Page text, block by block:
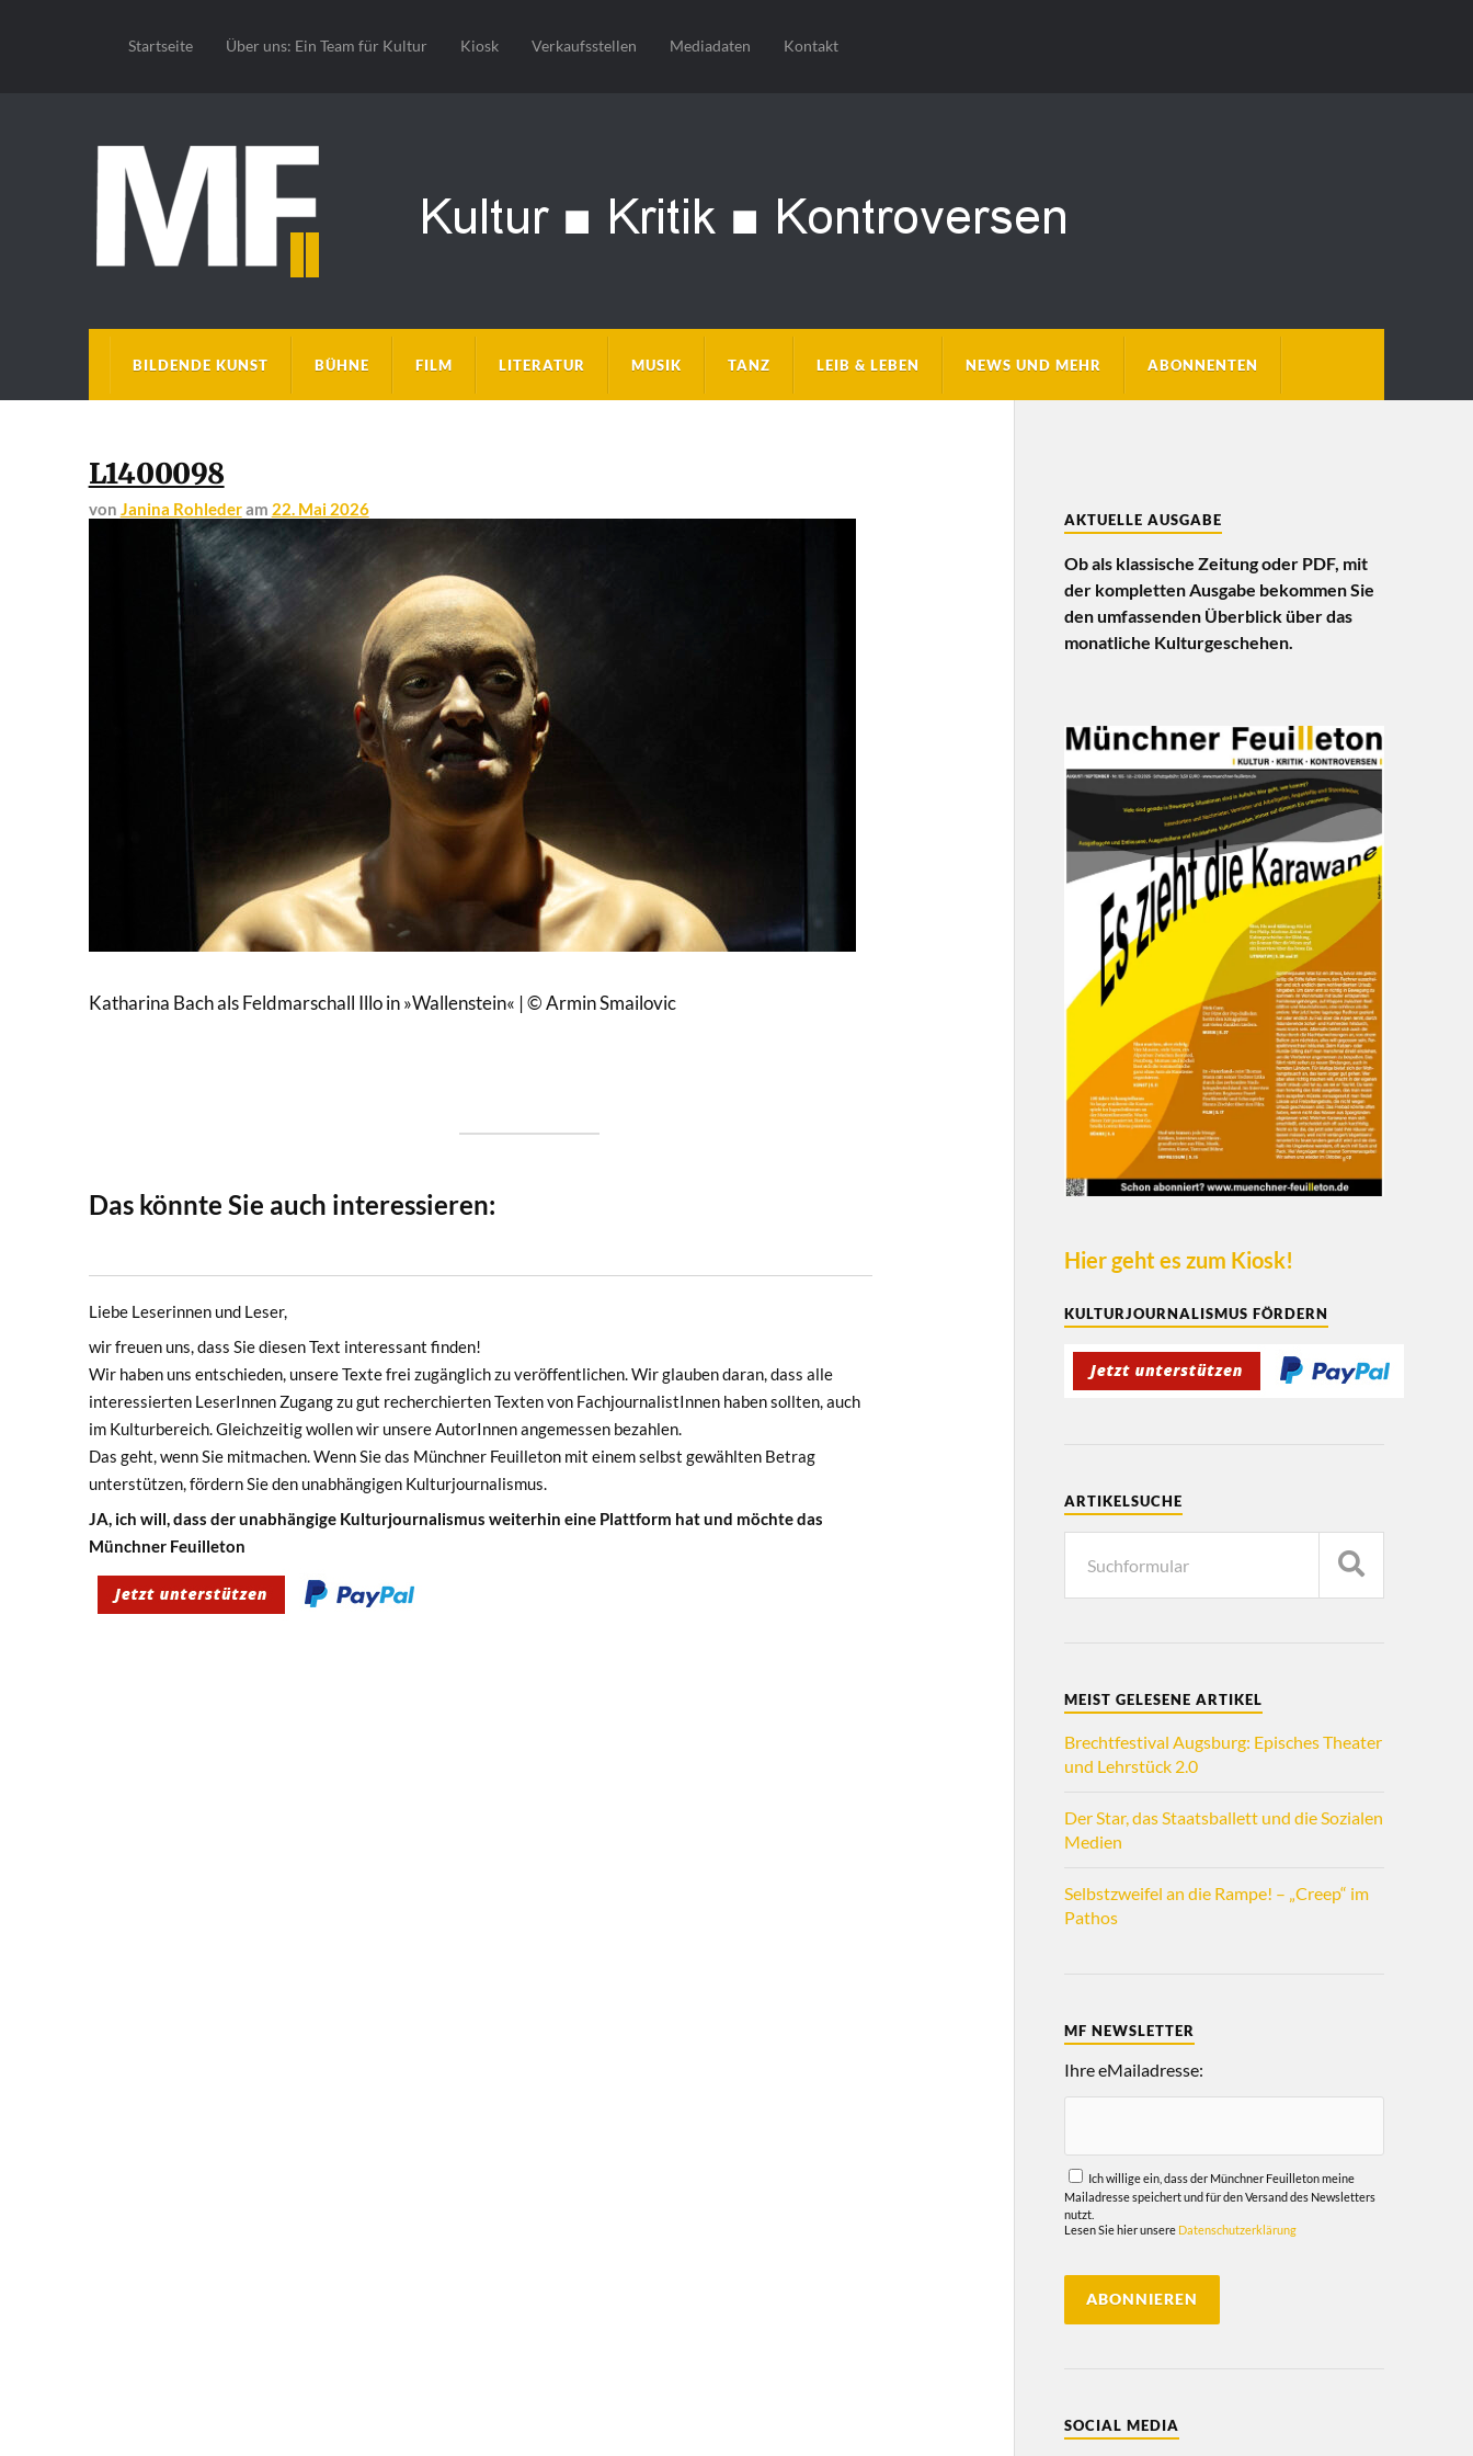
Startseite Über uns: Ein Team für Kultur Kiosk Verkaufsstellen Mediadaten Kontakt
BILDENDE KUNST BÜHNE FILM LITERATUR MUSIK TANZ LEIB & LEBEN NEWS UND MEHR ABONNENTEN
L1400098
von Janina Rohlederam 22. Mai 2026
Katharina Bach als Feldmarschall Illo in »Wallenstein« | © Armin Smailovic
Das könnte Sie auch interessieren:
Liebe Leserinnen und Leser,
wir freuen uns, dass Sie diesen Text interessant finden!
Wir haben uns entschieden, unsere Texte frei zugänglich zu veröffentlichen. Wir glauben daran, dass alle
interessierten LeserInnen Zugang zu gut recherchierten Texten von FachjournalistInnen haben sollten, auch
im Kulturbereich. Gleichzeitig wollen wir unsere AutorInnen angemessen bezahlen.
Das geht, wenn Sie mitmachen. Wenn Sie das Münchner Feuilleton mit einem selbst gewählten Betrag
unterstützen, fördern Sie den unabhängigen Kulturjournalismus.
JA, ich will, dass der unabhängige Kulturjournalismus weiterhin eine Plattform hat und möchte das
Münchner Feuilleton
AKTUELLE AUSGABE
Ob als klassische Zeitung oder PDF, mit
der kompletten Ausgabe bekommen Sie
den umfassenden Überblick über das
monatliche Kulturgeschehen.
Hier geht es zum Kiosk!
KULTURJOURNALISMUS FÖRDERN
ARTIKELSUCHE
MEIST GELESENE ARTIKEL
Brechtfestival Augsburg: Episches Theater
und Lehrstück 2.0
Der Star, das Staatsballett und die Sozialen
Medien
Selbstzweifel an die Rampe! – „Creep“ im
Pathos
MF NEWSLETTER
Ihre eMailadresse:
Ich willige ein, dass der Münchner Feuilleton meine
Mailadresse speichert und für den Versand des Newsletters
nutzt.
Lesen Sie hier unsere Datenschutzerklärung
SOCIAL MEDIA